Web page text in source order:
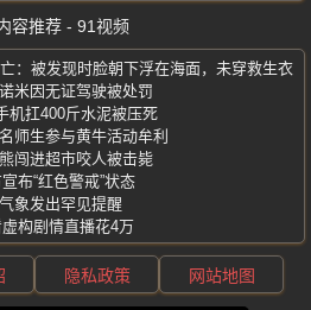
容推荐 - 91视频
：被发现时脸朝下浮在海面，未穿救生衣
米因无证驾驶被处罚
机扛400斤水泥被压死
师生参与黄牛活动牟利
闯进超市咬人被击毙
布“红色警戒”状态
象发出罕见提醒
构剧情直播花4万
隐私政策 网站地图